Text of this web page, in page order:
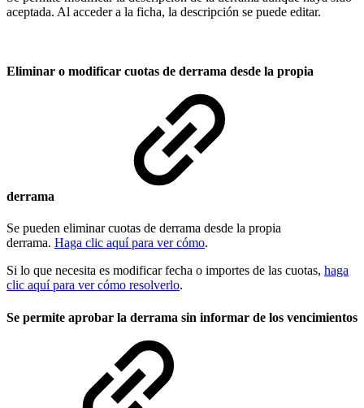
aceptada. Al acceder a la ficha, la descripción se puede editar.
Eliminar o modificar cuotas de derrama desde la propia
derrama
Se pueden eliminar cuotas de derrama desde la propia
derrama. Haga clic aquí para ver cómo.
Si lo que necesita es modificar fecha o importes de las cuotas, haga
clic aquí para ver cómo resolverlo.
Se permite aprobar la derrama sin informar de los vencimientos